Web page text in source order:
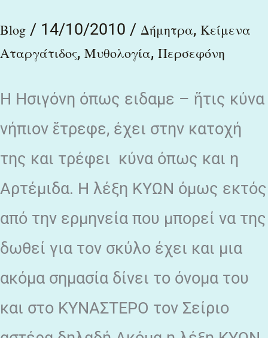
Blog / 14/10/2010 / Δήμητρα, Κείμενα
Αταργάτιδος, Μυθολογία, Περσεφόνη
H Hσιγόνη όπως ειδαμε – ἥτις κύνα
νήπιον ἔτρεφε, έχει στην κατοχή
της και τρέφει κύνα όπως και η
Αρτέμιδα. Η λέξη ΚΥΩΝ όμως εκτός
από την ερμηνεία που μπορεί να της
δωθεί για τον σκύλο έχει και μια
ακόμα σημασία δίνει το όνομα του
και στο ΚΥΝΑΣΤΕΡΟ τον Σείριο